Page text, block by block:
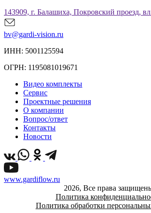
143909, г. Балашиха, Покровский проезд,
bv@gardi-vision.ru
ИНН: 5001125594
ОГРН: 1195081019671
Видео комплекты
Сервис
Проектные решения
О компании
Вопрос/ответ
Контакты
Новости
www.gardiflow.ru
2026, Все права
Политика
Политика обработки